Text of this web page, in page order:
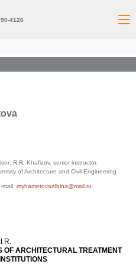
4126
R.R. Khafizov, senior instructor.
of Architecture and Civil Engineering
mail: myhametovaalbina@mail.ru
R.
OF ARCHITECTURAL TREATMENT